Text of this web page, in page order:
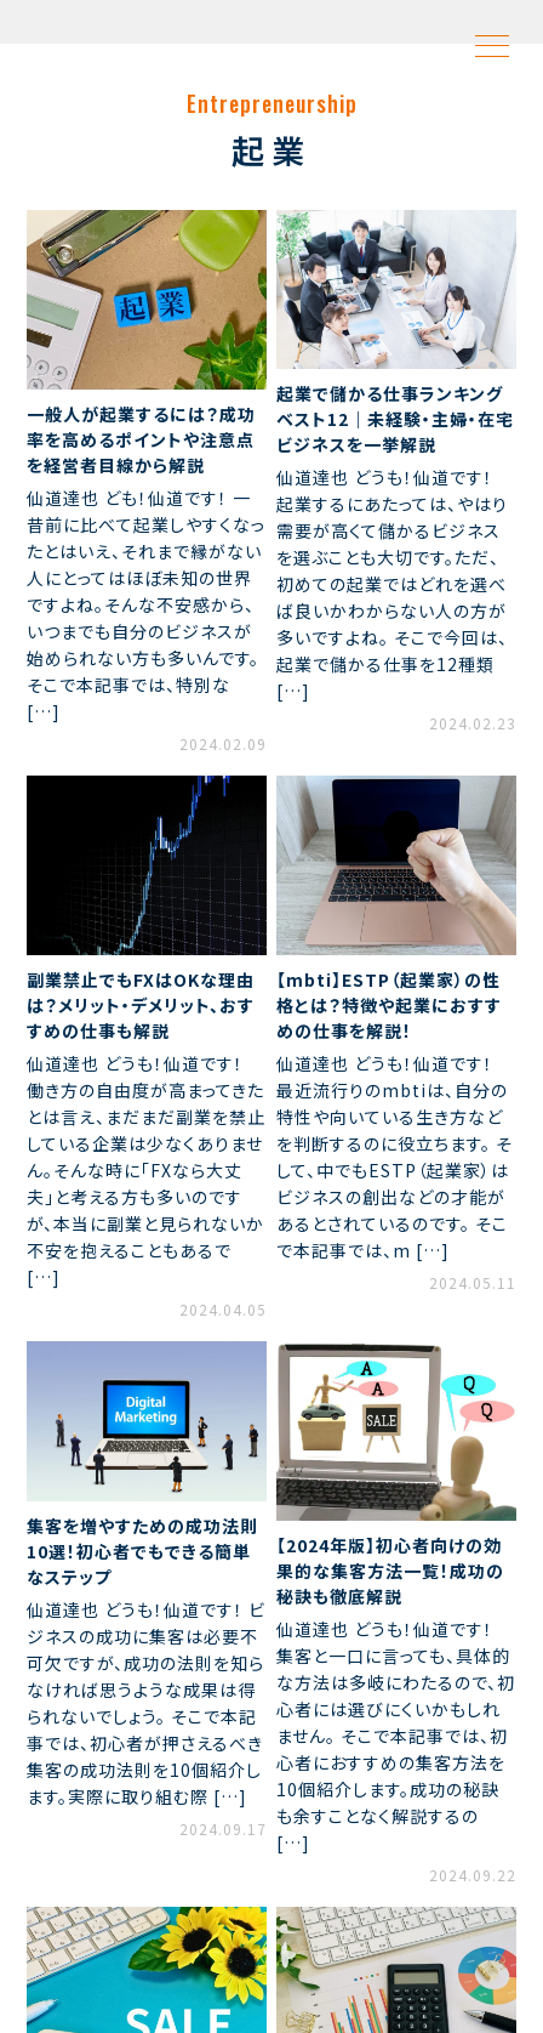
Entrepreneurship
起業
一般人が起業するには？成功
率を高めるポイントや注意点
を経営者目線から解説
仙道達也 ども！仙道です！ 一
昔前に比べて起業しやすくなっ
たとはいえ、それまで縁がない
人にとってはほぼ未知の世界
ですよね。そんな不安感から、
いつまでも自分のビジネスが
始められない方も多いんです。
そこで本記事では、特別な
[…]
2024.02.09
起業で儲かる仕事ランキング
ベスト12｜未経験・主婦・在宅
ビジネスを一挙解説
仙道達也 どうも！仙道です！
起業するにあたっては、やはり
需要が高くて儲かるビジネス
を選ぶことも大切です。ただ、
初めての起業ではどれを選べ
ば良いかわからない人の方が
多いですよね。 そこで今回は、
起業で儲かる仕事を12種類
[…]
2024.02.23
副業禁止でもFXはOKな理由
は？メリット・デメリット、おす
すめの仕事も解説
仙道達也 どうも！仙道です！
働き方の自由度が高まってきた
とは言え、まだまだ副業を禁止
している企業は少なくありませ
ん。そんな時に「FXなら大丈
夫」と考える方も多いのです
が、本当に副業と見られないか
不安を抱えることもあるで
[…]
2024.04.05
【mbti】ESTP（起業家）の性
格とは？特徴や起業におすす
めの仕事を解説！
仙道達也 どうも！仙道です！
最近流行りのmbtiは、自分の
特性や向いている生き方など
を判断するのに役立ちます。 そ
して、中でもESTP（起業家）は
ビジネスの創出などの才能が
あるとされているのです。 そこ
で本記事では、m […]
2024.05.11
集客を増やすための成功法則
10選！初心者でもできる簡単
なステップ
仙道達也 どうも！仙道です！ ビ
ジネスの成功に集客は必要不
可欠ですが、成功の法則を知ら
なければ思うような成果は得
られないでしょう。 そこで本記
事では、初心者が押さえるべき
集客の成功法則を10個紹介し
ます。実際に取り組む際 […]
2024.09.17
【2024年版】初心者向けの効
果的な集客方法一覧！成功の
秘訣も徹底解説
仙道達也 どうも！仙道です！
集客と一口に言っても、具体的
な方法は多岐にわたるので、初
心者には選びにくいかもしれ
ません。 そこで本記事では、初
心者におすすめの集客方法を
10個紹介します。成功の秘訣
も余すことなく解説するの
[…]
2024.09.22